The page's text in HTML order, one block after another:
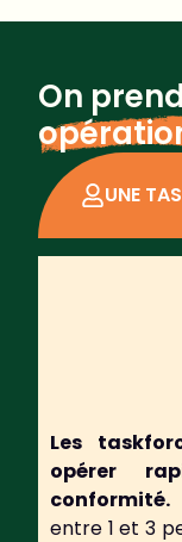
On
UNE
Les
opérer
conformité.
entre 1 et 3